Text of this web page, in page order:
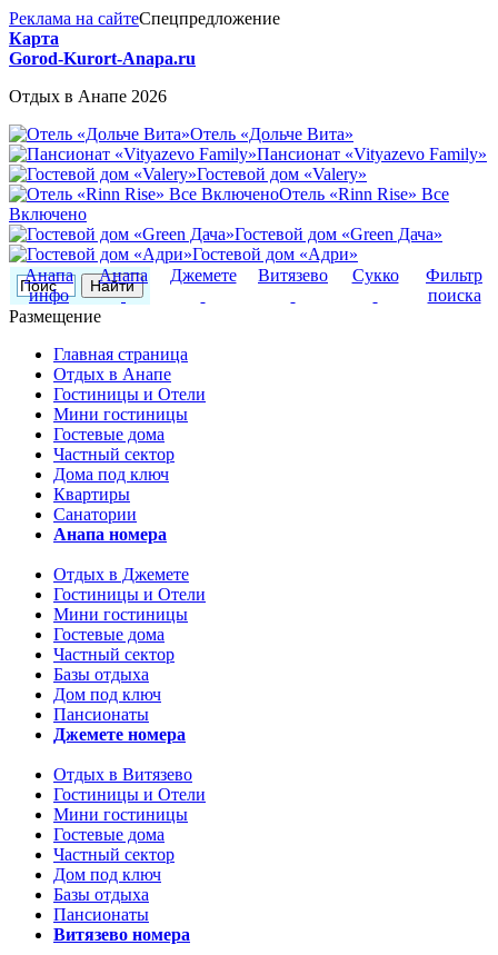
Реклама на сайтеСпецпредложение
Карта
Gorod-Kurort-Anapa.ru
Отдых в Анапе 2026
Отель «Дольче Вита»
Пансионат «Vityazevo Family»
Гостевой дом «Valery»
Отель «Rinn Rise» Все
Включено
Гостевой дом «Green Дача»
Гостевой дом «Адри»
Анапа
инфо
Анапа Джемете Витязево Сукко
Фильтр
поиска
Размещение
Главная страница
Отдых в Анапе
Гостиницы и Отели
Мини гостиницы
Гостевые дома
Частный сектор
Дома под ключ
Квартиры
Санатории
Анапа номера
Отдых в Джемете
Гостиницы и Отели
Мини гостиницы
Гостевые дома
Частный сектор
Базы отдыха
Дом под ключ
Пансионаты
Джемете номера
Отдых в Витязево
Гостиницы и Отели
Мини гостиницы
Гостевые дома
Частный сектор
Дом под ключ
Базы отдыха
Пансионаты
Витязево номера